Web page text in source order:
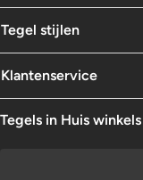
Tegel stijlen
Klantenservice
Tegels in Huis winkels